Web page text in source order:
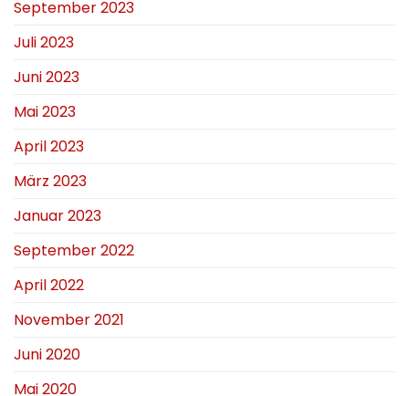
September 2023
Juli 2023
Juni 2023
Mai 2023
April 2023
März 2023
Januar 2023
September 2022
April 2022
November 2021
Juni 2020
Mai 2020